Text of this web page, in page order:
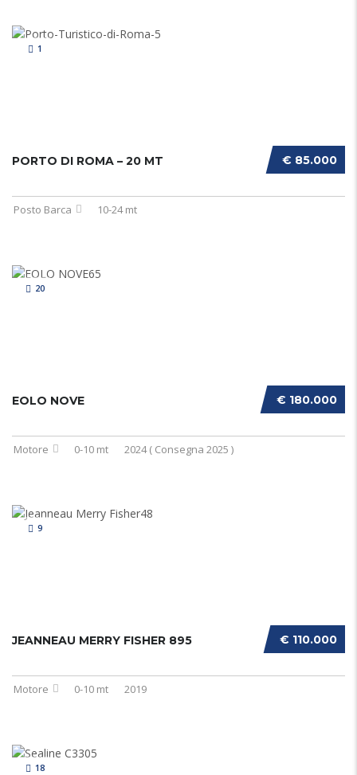
1
€ 85.000
PORTO DI ROMA – 20 MT
Posto Barca 10-24 mt
20
€ 180.000
EOLO NOVE
Motore 0-10 mt 2024 ( Consegna 2025 )
9
€ 110.000
JEANNEAU MERRY FISHER 895
Motore 0-10 mt 2019
18